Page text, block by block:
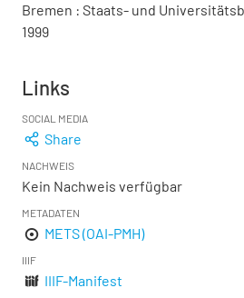
Bremen : Staats- und
1999
Links
SOCIAL MEDIA
Share
NACHWEIS
Kein Nachweis verfügbar
METADATEN
METS (OAI-PMH)
IIIF
IIIF-Manifest